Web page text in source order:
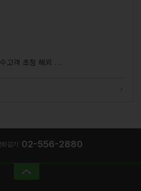
고객 초청 해외 …
걸기 02-556-2880